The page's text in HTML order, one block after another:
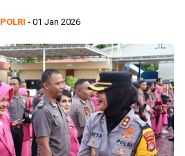
POLRI - 01 Jan 2026